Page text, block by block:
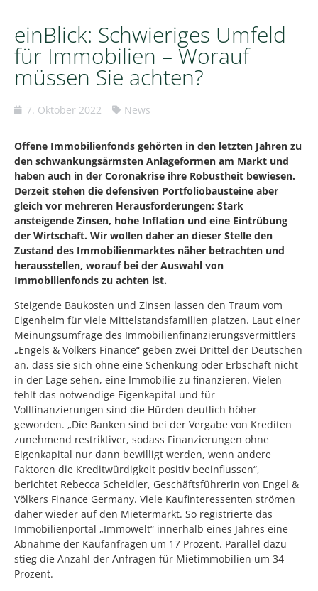
einBlick: Schwieriges Umfeld
für Immobilien – Worauf
müssen Sie achten?
7. Oktober 2022 News
Offene Immobilienfonds gehörten in den letzten Jahren zu
den schwankungsärmsten Anlageformen am Markt und
haben auch in der Coronakrise ihre Robustheit bewiesen.
Derzeit stehen die defensiven Portfoliobausteine aber
gleich vor mehreren Herausforderungen: Stark
ansteigende Zinsen, hohe Inflation und eine Eintrübung
der Wirtschaft. Wir wollen daher an dieser Stelle den
Zustand des Immobilienmarktes näher betrachten und
herausstellen, worauf bei der Auswahl von
Immobilienfonds zu achten ist.
Steigende Baukosten und Zinsen lassen den Traum vom
Eigenheim für viele Mittelstandsfamilien platzen. Laut einer
Meinungsumfrage des Immobilienfinanzierungsvermittlers
„Engels & Völkers Finance“ geben zwei Drittel der Deutschen
an, dass sie sich ohne eine Schenkung oder Erbschaft nicht
in der Lage sehen, eine Immobilie zu finanzieren. Vielen
fehlt das notwendige Eigenkapital und für
Vollfinanzierungen sind die Hürden deutlich höher
geworden. „Die Banken sind bei der Vergabe von Krediten
zunehmend restriktiver, sodass Finanzierungen ohne
Eigenkapital nur dann bewilligt werden, wenn andere
Faktoren die Kreditwürdigkeit positiv beeinflussen“,
berichtet Rebecca Scheidler, Geschäftsführerin von Engel &
Völkers Finance Germany. Viele Kaufinteressenten strömen
daher wieder auf den Mietermarkt. So registrierte das
Immobilienportal „Immowelt“ innerhalb eines Jahres eine
Abnahme der Kaufanfragen um 17 Prozent. Parallel dazu
stieg die Anzahl der Anfragen für Mietimmobilien um 34
Prozent.